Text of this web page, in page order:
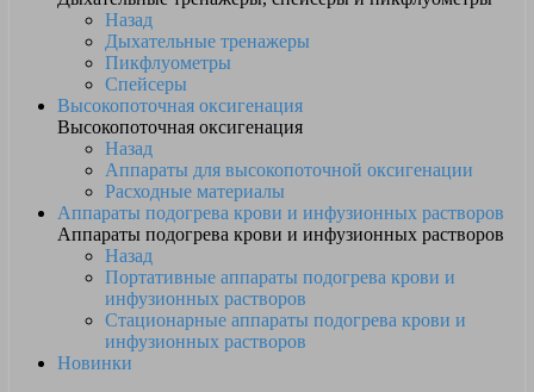
Назад
Дыхательные тренажеры
Пикфлуометры
Спейсеры
Высокопоточная оксигенация
Высокопоточная оксигенация
Назад
Аппараты для высокопоточной оксигенации
Расходные материалы
Аппараты подогрева крови и инфузионных растворов
Аппараты подогрева крови и инфузионных растворов
Назад
Портативные аппараты подогрева крови и
инфузионных растворов
Стационарные аппараты подогрева крови и
инфузионных растворов
Новинки